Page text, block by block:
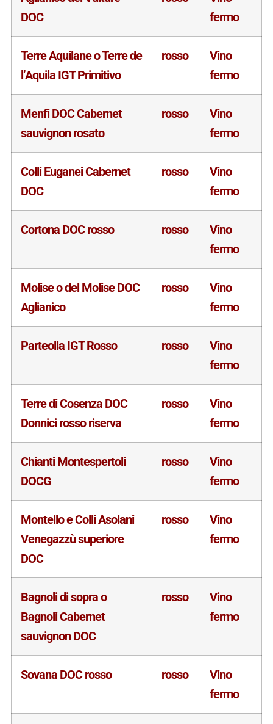
DOC
fermo
Terre Aquilane o Terre de
l’Aquila IGT Primitivo
rosso
Vino
fermo
Menfi DOC Cabernet
sauvignon rosato
rosso
Vino
fermo
Colli Euganei Cabernet
DOC
rosso
Vino
fermo
Cortona DOC rosso rosso
Vino
fermo
Molise o del Molise DOC
Aglianico
rosso
Vino
fermo
Parteolla IGT Rosso rosso
Vino
fermo
Terre di Cosenza DOC
Donnici rosso riserva
rosso
Vino
fermo
Chianti Montespertoli
DOCG
rosso
Vino
fermo
Montello e Colli Asolani
Venegazzù superiore
DOC
rosso
Vino
fermo
Bagnoli di sopra o
Bagnoli Cabernet
sauvignon DOC
rosso
Vino
fermo
Sovana DOC rosso rosso
Vino
fermo